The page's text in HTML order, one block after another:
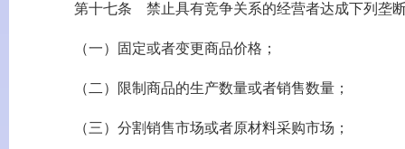
第十七条 禁止具有竞争关系的经营者达成下列垄
（一）固定或者变更商品价格；
（二）限制商品的生产数量或者销售数量；
（三）分割销售市场或者原材料采购市场；